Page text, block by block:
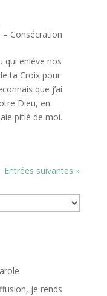
Consécration
qui enlève nos
ta Croix pour
que j’ai
Dieu, en
pitié de moi.
Entrées suivantes »
je rends